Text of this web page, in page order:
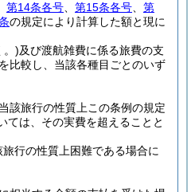
第14条各号 第15条各号
第
の規定により計算した額と現に
。)及び渡航雑費に係る旅費の支
比較し、当該各種目ごとのいず
該旅行の性質上この条例の規定
ては、その実費を超えることと
行の性質上困難である場合に